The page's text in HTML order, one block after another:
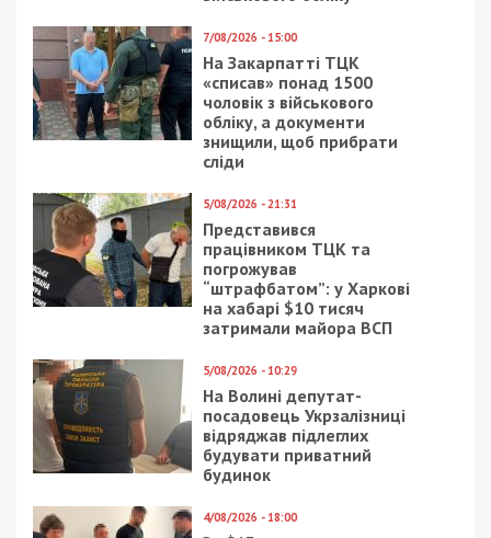
Днепровский кассир нашла «бомбу» в
овощах
После перекрытия
Донецкого шоссе
днепрянам вернули
маршрутку
30/03/2020 - 21:40
Новокадацком парке
закрыли детские
площадки для
посетителей (фото)